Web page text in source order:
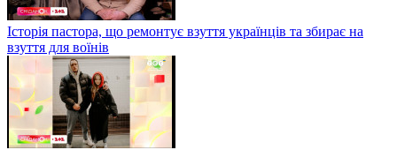
Історія пастора, що ремонтує взуття українців та збирає на
взуття для воїнів